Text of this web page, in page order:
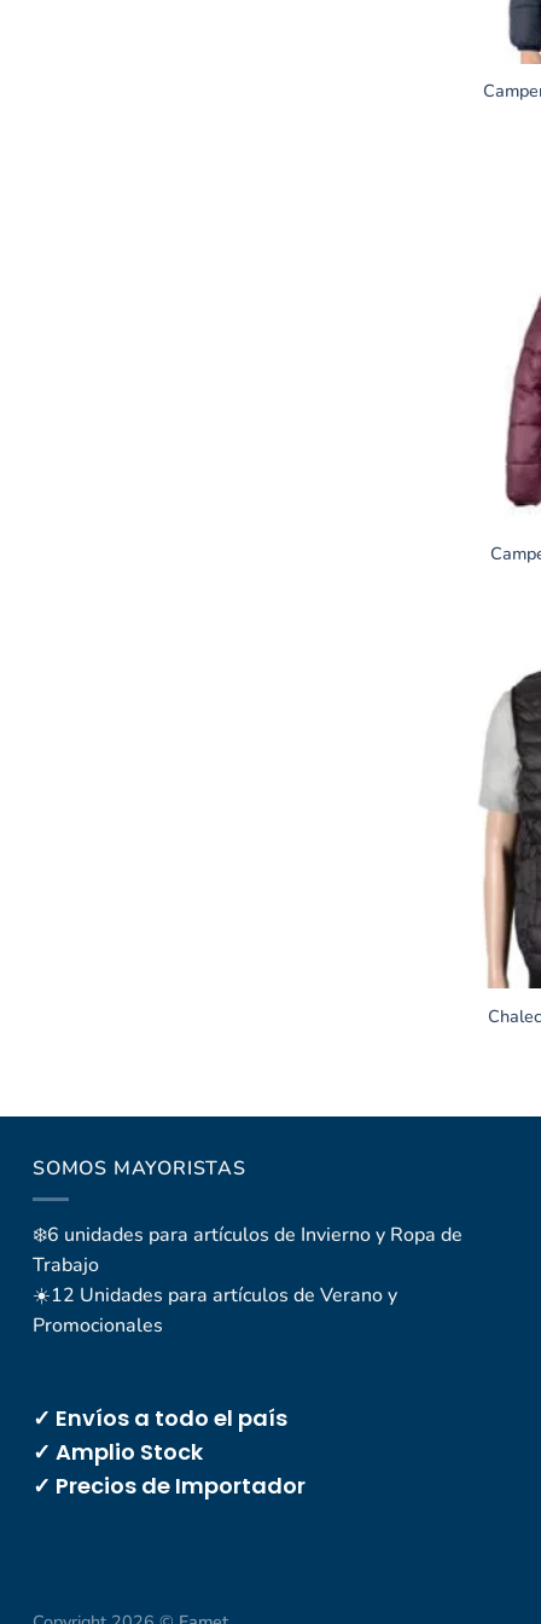
SOMOS MAYORISTAS
❄️6 unidades para artículos de Invierno y Ropa de
Trabajo
☀️12 Unidades para artículos de Verano y
Promocionales
✓ Envíos a todo el país
✓ Amplio Stock
✓ Precios de Importador